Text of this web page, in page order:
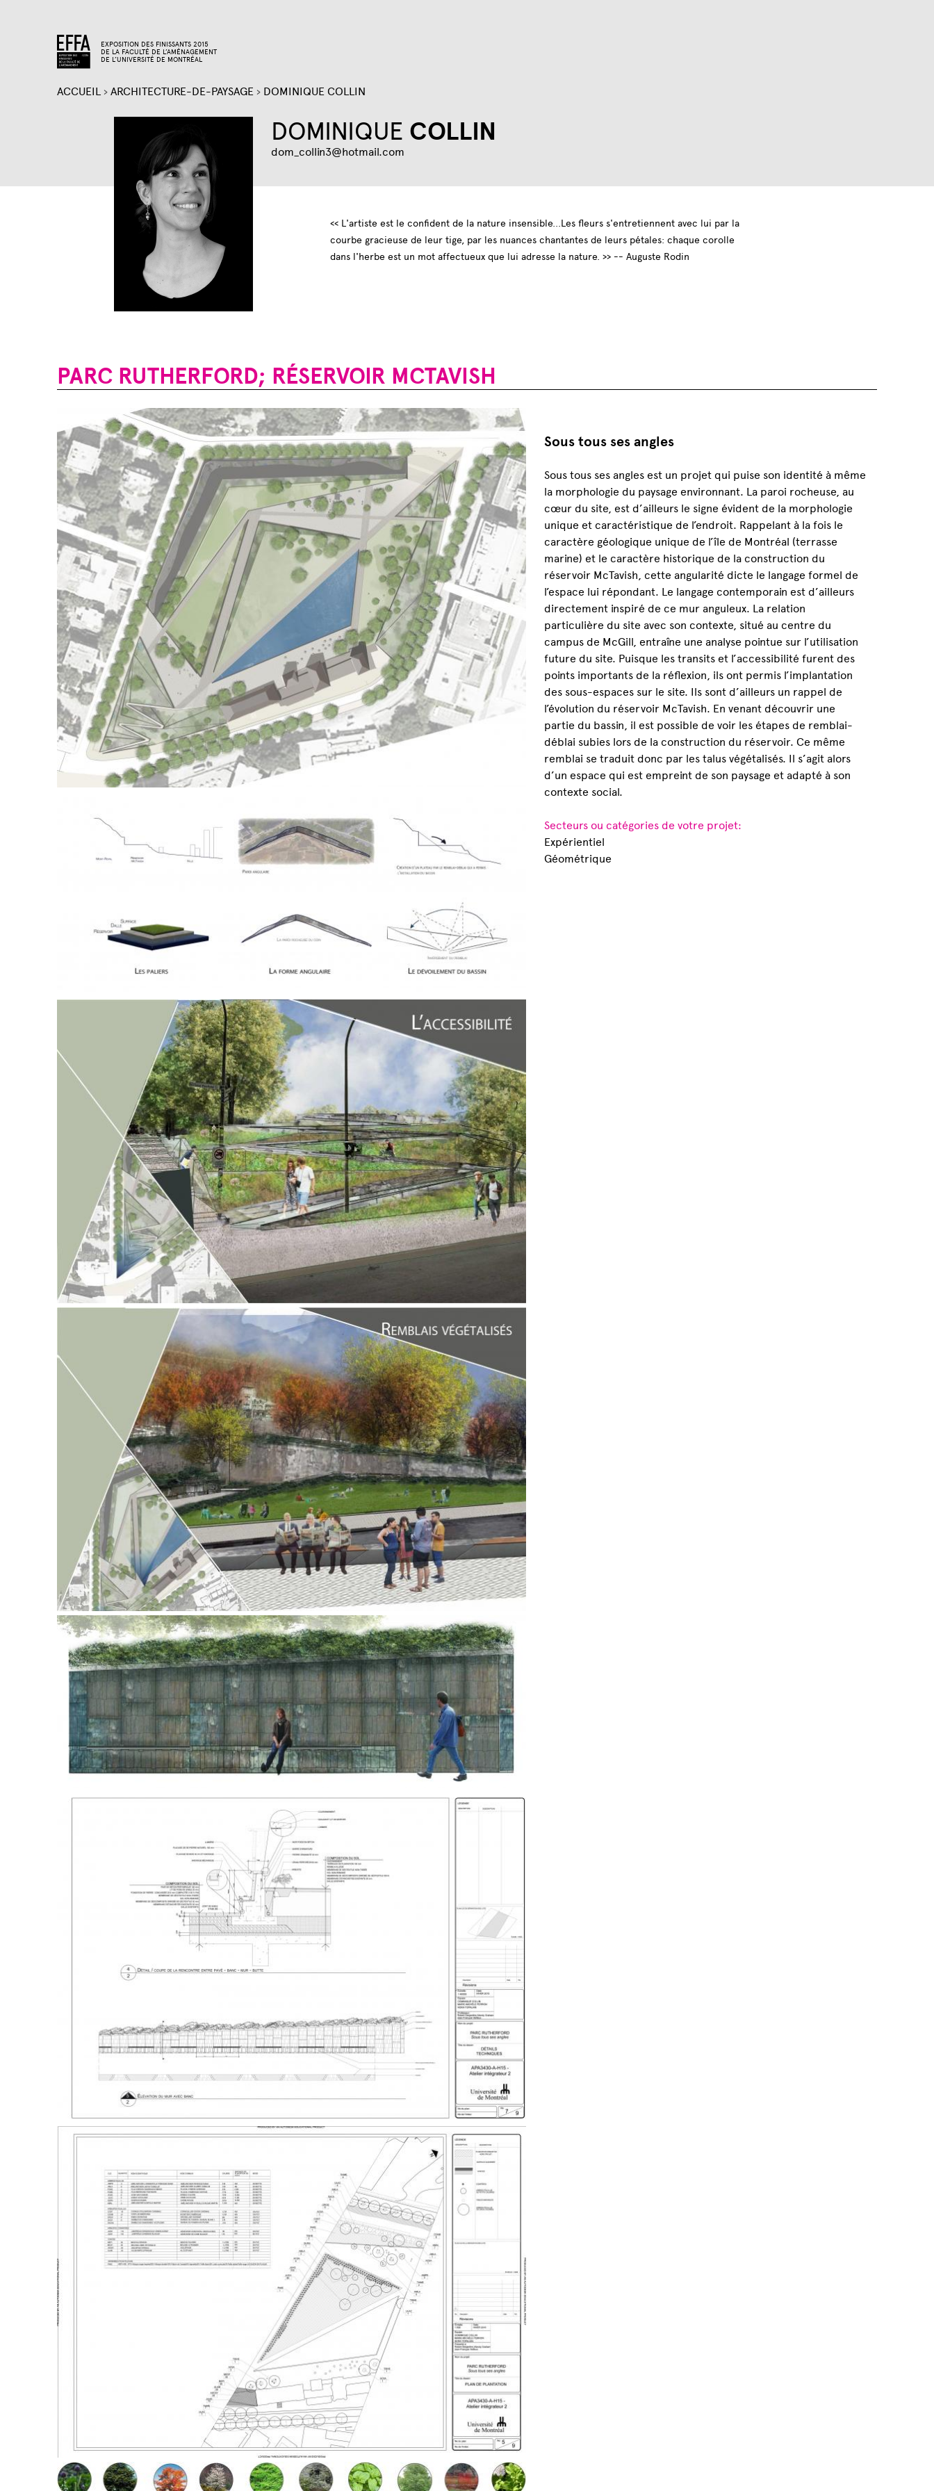
EXPOSITION DES FINISSANTS 2015
DE LA FACULTÉ DE L’AMÉNAGEMENT
DE L’UNIVERSITÉ DE MONTRÉAL
ICI
ACCUEIL ›ARCHITECTURE-DE-PAYSAGE › DOMINIQUE COLLIN
DOMINIQUE COLLIN
dom_collin3@hotmail.com
<< L'artiste est le confident de la nature insensible...Les fleurs s'entretiennent avec lui par la
courbe gracieuse de leur tige, par les nuances chantantes de leurs pétales: chaque corolle
dans l'herbe est un mot affectueux que lui adresse la nature. >> -- Auguste Rodin
PARC RUTHERFORD; RÉSERVOIR MCTAVISH
Sous tous ses angles
Sous tous ses angles est un projet qui puise son identité à même
la morphologie du paysage environnant. La paroi rocheuse, au
cœur du site, est d’ailleurs le signe évident de la morphologie
unique et caractéristique de l’endroit. Rappelant à la fois le
caractère géologique unique de l’île de Montréal (terrasse
marine) et le caractère historique de la construction du
réservoir McTavish, cette angularité dicte le langage formel de
l’espace lui répondant. Le langage contemporain est d’ailleurs
directement inspiré de ce mur anguleux. La relation
particulière du site avec son contexte, situé au centre du
campus de McGill, entraîne une analyse pointue sur l’utilisation
future du site. Puisque les transits et l’accessibilité furent des
points importants de la réflexion, ils ont permis l’implantation
des sous-espaces sur le site. Ils sont d’ailleurs un rappel de
l’évolution du réservoir McTavish. En venant découvrir une
partie du bassin, il est possible de voir les étapes de remblai-
déblai subies lors de la construction du réservoir. Ce même
remblai se traduit donc par les talus végétalisés. Il s’agit alors
d’un espace qui est empreint de son paysage et adapté à son
contexte social.
Secteurs ou catégories de votre projet:
Expérientiel
Géométrique